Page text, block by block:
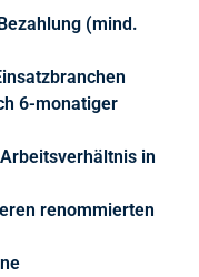
(mind.
6-monatiger
in
renommierten